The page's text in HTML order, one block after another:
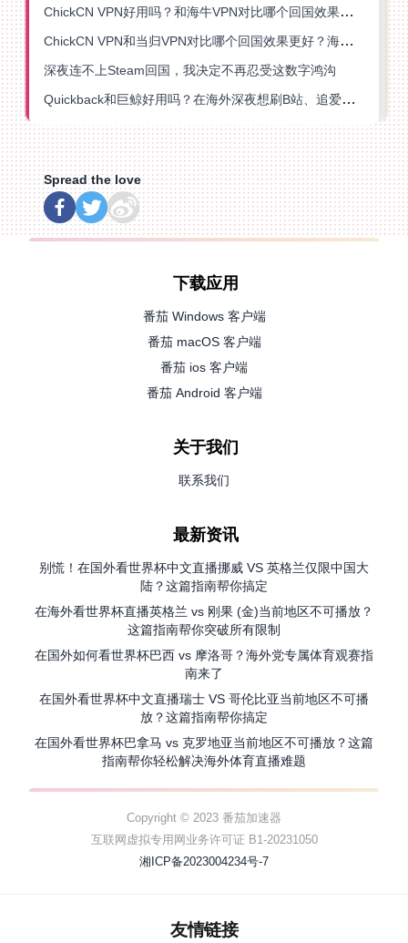
ChickCN VPN好用吗？和海牛VPN对比哪个回国效果更好？
ChickCN VPN和当归VPN对比哪个回国效果更好？海外党亲测后选了它
深夜连不上Steam回国，我决定不再忍受这数字鸿沟
Quickback和巨鲸好用吗？在海外深夜想刷B站、追爱奇艺的你，或许正需要这份答案
Spread the love
下载应用
番茄 Windows 客户端
番茄 macOS 客户端
番茄 ios 客户端
番茄 Android 客户端
关于我们
联系我们
最新资讯
别慌！在国外看世界杯中文直播挪威 VS 英格兰仅限中国大
陆？这篇指南帮你搞定
在海外看世界杯直播英格兰 vs 刚果 (金)当前地区不可播放？
这篇指南帮你突破所有限制
在国外如何看世界杯巴西 vs 摩洛哥？海外党专属体育观赛指
南来了
在国外看世界杯中文直播瑞士 VS 哥伦比亚当前地区不可播
放？这篇指南帮你搞定
在国外看世界杯巴拿马 vs 克罗地亚当前地区不可播放？这篇
指南帮你轻松解决海外体育直播难题
Copyright © 2023 番茄加速器
互联网虚拟专用网业务许可证 B1-20231050
湘ICP备2023004234号-7
友情链接